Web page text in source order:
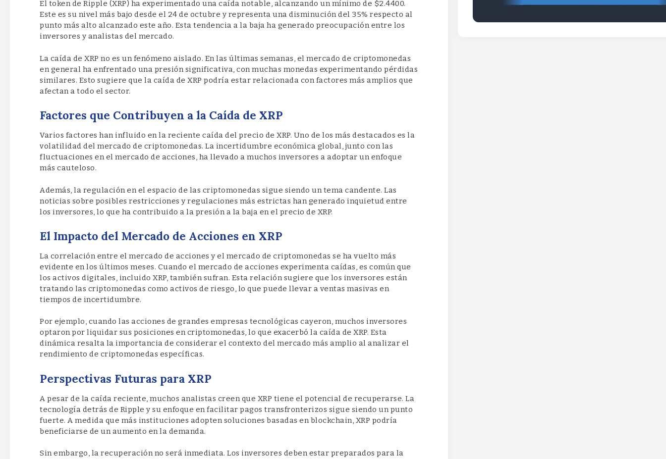
El token de Ripple (XRP) ha experimentado una caída notable, alcanzando un mínimo de $2.4400.
Este es su nivel más bajo desde el 24 de octubre y representa una disminución del 35% respecto al
punto más alto alcanzado este año. Esta tendencia a la baja ha generado preocupación entre los
inversores y analistas del mercado.
La caída de XRP no es un fenómeno aislado. En las últimas semanas, el mercado de criptomonedas
en general ha enfrentado una presión significativa, con muchas monedas experimentando pérdidas
similares. Esto sugiere que la caída de XRP podría estar relacionada con factores más amplios que
afectan a todo el sector.
Factores que Contribuyen a la Caída de XRP
Varios factores han influido en la reciente caída del precio de XRP. Uno de los más destacados es la
volatilidad del mercado de criptomonedas. La incertidumbre económica global, junto con las
fluctuaciones en el mercado de acciones, ha llevado a muchos inversores a adoptar un enfoque
más cauteloso.
Además, la regulación en el espacio de las criptomonedas sigue siendo un tema candente. Las
noticias sobre posibles restricciones y regulaciones más estrictas han generado inquietud entre
los inversores, lo que ha contribuido a la presión a la baja en el precio de XRP.
El Impacto del Mercado de Acciones en XRP
La correlación entre el mercado de acciones y el mercado de criptomonedas se ha vuelto más
evidente en los últimos meses. Cuando el mercado de acciones experimenta caídas, es común que
los activos digitales, incluido XRP, también sufran. Esta relación sugiere que los inversores están
tratando las criptomonedas como activos de riesgo, lo que puede llevar a ventas masivas en
tiempos de incertidumbre.
Por ejemplo, cuando las acciones de grandes empresas tecnológicas cayeron, muchos inversores
optaron por liquidar sus posiciones en criptomonedas, lo que exacerbó la caída de XRP. Esta
dinámica resalta la importancia de considerar el contexto del mercado más amplio al analizar el
rendimiento de criptomonedas específicas.
Perspectivas Futuras para XRP
A pesar de la caída reciente, muchos analistas creen que XRP tiene el potencial de recuperarse. La
tecnología detrás de Ripple y su enfoque en facilitar pagos transfronterizos sigue siendo un punto
fuerte. A medida que más instituciones adopten soluciones basadas en blockchain, XRP podría
beneficiarse de un aumento en la demanda.
Sin embargo, la recuperación no será inmediata. Los inversores deben estar preparados para la